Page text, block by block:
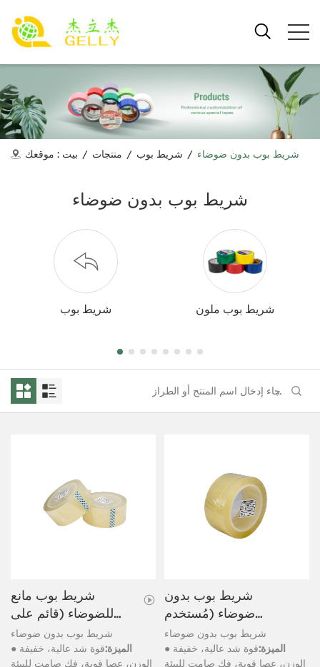
موقعك : بيت / منتجات / شريط بوب / شريط بوب بدون ضوضاء
شريط بوب بدون ضوضاء
شريط بوب شريط بوب ملون
شريط بوب مانع
للضوضاء (قائم على
الماء) 50 ميكرون
شريط بوب بدون ضوضاء
● الميزة:قوة شد عالية، خفيفة
الوزن، عصا قوية، فك صامت للبيئة
شريط بوب بدون
ضوضاء (مُستخدم
كمذيب) 48 ميكرون
شريط بوب بدون ضوضاء
● الميزة:قوة شد عالية، خفيفة
الوزن، عصا قوية، فك صامت للبيئة